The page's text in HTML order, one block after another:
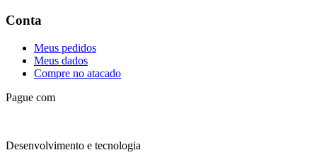
Conta
Meus pedidos
Meus dados
Compre no atacado
Pague com
Desenvolvimento e tecnologia